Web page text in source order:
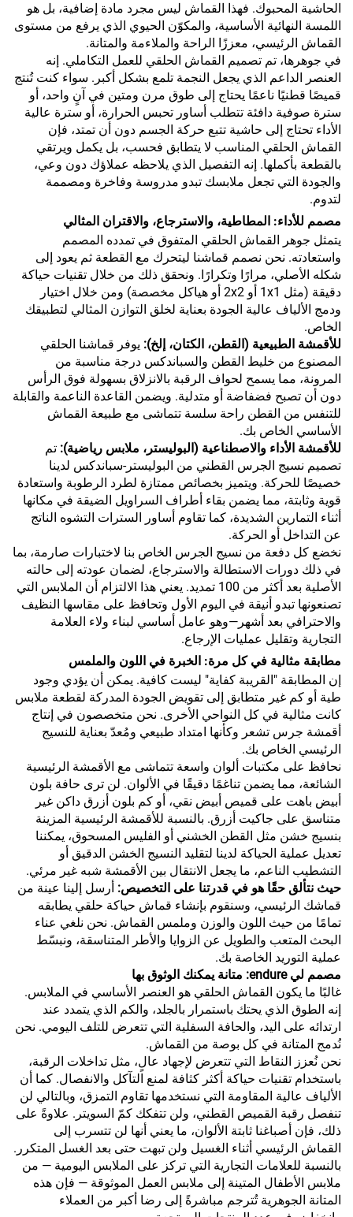
الحاشية المحبوك. فهذا القماش ليس مجرد مادة إضافية، بل هو
اللمسة النهائية الأساسية، والمكوّن الحيوي الذي يرفع من مستوى
القماش الرئيسي، معززًا الراحة والملاءمة والمتانة.
في جوهرها، تم تصميم القماش الحلقي للعمل التكاملي. إنه
العنصر الداعم الذي يجعل النجمة تلمع بشكل أكبر. سواء كنت تُنتج
قميصًا قطنيًا ناعمًا يحتاج إلى طوق مرن ومتين في آنٍ واحد، أو
سترة صوفية دافئة تتطلب أساور تحبس الحرارة، أو سترة عالية
الأداء تحتاج إلى حاشية تتبع حركة الجسم دون أن تمتد، فإن
القماش الحلقي المناسب لا يتطابق فحسب، بل يكمل ويرتقي
بالقطعة بأكملها. إنه التفصيل الذي يلاحظه عملاؤك دون وعي،
والجودة التي تجعل ملابسك تبدو مدروسة وفاخرة ومصممة
لتدوم.
مصمم للأداء: المطاطية، والاسترجاع، والاقتران المثالي
يتمثل جوهر القماش الحلقي المتفوق في تمدده المصمم
واستعادته. نحن نصمم قماشنا ليتحرك مع القطعة ثم يعود إلى
شكله الأصلي، مرارًا وتكرارًا. ونحقق ذلك من خلال تقنيات حياكة
دقيقة (مثل 1x1 أو 2x2 أو هياكل مخصصة) ومن خلال اختيار
ودمج الألياف عالية الجودة بعناية لخلق التوازن المثالي لتطبيقك
الخاص.
للأقمشة الطبيعية (القطن، الكتان، إلخ): يوفر قماشنا الحلقي
المصنوع من خليط القطن والسباندكس درجة مناسبة من
المرونة، مما يسمح لحواف الرقبة بالانزلاق بسهولة فوق الرأس
دون أن تصبح فضفاضة أو متدلية. ويضمن القاعدة الناعمة والقابلة
للتنفس من القطن راحة سلسة تتماشى مع طبيعة القماش
الأساسي الخاص بك.
للأقمشة الأداء والاصطناعية (البوليستر، ملابس رياضية): تم
تصميم نسيج الجرس القطني من البوليستر-سباندكس لدينا
خصيصًا للحركة. ويتميز بخصائص ممتازة لطرد الرطوبة واستعادة
قوية وثابتة، مما يضمن بقاء أطراف السراويل الضيقة في مكانها
أثناء التمارين الشديدة، كما تقاوم أساور السترات التشوه الناتج
عن التداخل أو الحركة.
نخضع كل دفعة من نسيج الجرس الخاص بنا لاختبارات صارمة، بما
في ذلك دورات الاستطالة والاسترجاع، لضمان عودته إلى حالته
الأصلية بعد أكثر من 100 تمديد. يعني هذا الالتزام أن الملابس التي
تصنعونها تبدو أنيقة في اليوم الأول وتحافظ على مقاسها النظيف
والاحترافي بعد أشهر—وهو عامل أساسي لبناء ولاء العلامة
التجارية وتقليل عمليات الإرجاع.
مطابقة مثالية في كل مرة: الخبرة في اللون والملمس
إن المطابقة "القريبة كفاية" ليست كافية. يمكن أن يؤدي وجود
طية أو كم غير متطابق إلى تقويض الجودة المدركة لقطعة ملابس
كانت مثالية في كل النواحي الأخرى. نحن متخصصون في إنتاج
أقمشة جرس تشعر وكأنها امتداد طبيعي ومُعدّ بعناية للنسيج
الرئيسي الخاص بك.
نحافظ على مكتبات ألوان واسعة تتماشى مع الأقمشة الرئيسية
الشائعة، مما يضمن تناغمًا دقيقًا في الألوان. لن ترى حافة بلون
أبيض باهت على قميص أبيض نقي، أو كم بلون أزرق داكن غير
متناسق على جاكيت أزرق. بالنسبة للأقمشة الرئيسية المزينة
بنسيج خشن مثل القطن الخشني أو الفليس المسحوق، يمكننا
تعديل عملية الحياكة لدينا لتقليد النسيج الخشن الدقيق أو
التشطيب الناعم، ما يجعل الانتقال بين الأقمشة شبه غير مرئي.
حيث نتألق حقًا هو في قدرتنا على التخصيص: أرسل إلينا عينة من
قماشك الرئيسي، وسنقوم بإنشاء قماش حياكة حلقي يطابقه
تمامًا من حيث اللون والوزن وملمس القماش. نحن نلغي عناء
البحث المتعب والطويل عن الزوايا والأطر المتناسقة، ونبسّط
عملية التوريد الخاصة بك.
مصمم لي endure: متانة يمكنك الوثوق بها
غالبًا ما يكون القماش الحلقي هو العنصر الأساسي في الملابس.
إنه الطوق الذي يحتك باستمرار بالجلد، والكم الذي يتمدد عند
ارتدائه على اليد، والحافة السفلية التي تتعرض للتلف اليومي. نحن
نُدمج المتانة في كل بوصة من القماش.
نحن نُعزز النقاط التي تتعرض لإجهاد عالٍ، مثل تداخلات الرقبة،
باستخدام تقنيات حياكة أكثر كثافة لمنع التآكل والانفصال. كما أن
الألياف عالية المقاومة التي نستخدمها تقاوم التمزق، وبالتالي لن
تنفصل رقبة القميص القطني، ولن تتفكك كمّ السويتر. علاوةً على
ذلك، فإن أصباغنا ثابتة الألوان، ما يعني أنها لن تتسرب إلى
القماش الرئيسي أثناء الغسيل ولن تبهت حتى بعد الغسل المتكرر.
بالنسبة للعلامات التجارية التي تركز على الملابس اليومية — من
ملابس الأطفال المتينة إلى ملابس العمل الموثوقة — فإن هذه
المتانة الجوهرية تُترجم مباشرةً إلى رضا أكبر من العملاء